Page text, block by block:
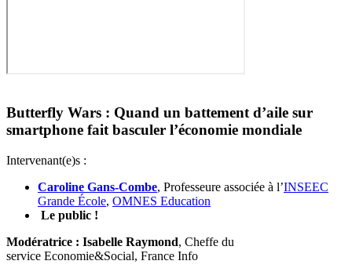
Butterfly Wars : Quand un battement d’aile sur
smartphone fait basculer l’économie mondiale
Intervenant(e)s :
Caroline Gans-Combe, Professeure associée à l’INSEEC
Grande École, OMNES Education
Le public !
Modératrice : Isabelle Raymond, Cheffe du
service Economie&Social, France Info